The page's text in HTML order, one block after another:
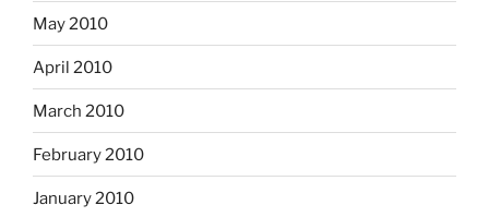
May 2010
April 2010
March 2010
February 2010
January 2010